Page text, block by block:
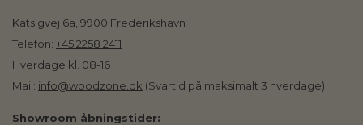
Katsigvej 6a, 9900 Frederikshavn
Telefon: +45 2258 2411
Hverdage kl. 08-16
Mail: info@woodzone.dk (Svartid på maksimalt 3 hverdage)
Showroom åbningstider: